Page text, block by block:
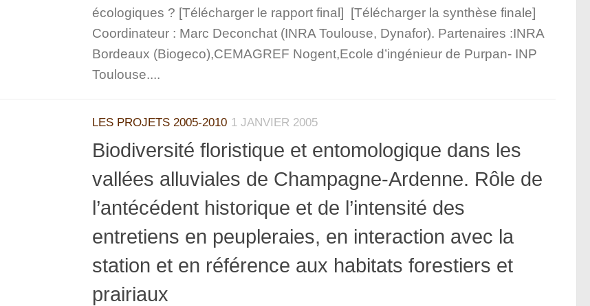
écologiques ? [Télécharger le rapport final] [Télécharger la synthèse finale]
Coordinateur : Marc Deconchat (INRA Toulouse, Dynafor). Partenaires :INRA
Bordeaux (Biogeco),CEMAGREF Nogent,Ecole d’ingénieur de Purpan- INP
Toulouse....
LES PROJETS 2005-2010 1 JANVIER 2005
Biodiversité floristique et entomologique dans les
vallées alluviales de Champagne-Ardenne. Rôle de
l’antécédent historique et de l’intensité des
entretiens en peupleraies, en interaction avec la
station et en référence aux habitats forestiers et
prairiaux